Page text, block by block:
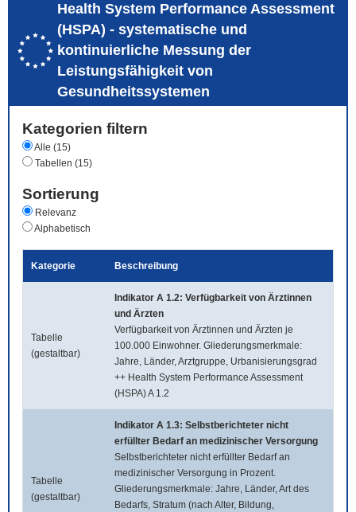
auch in allen Texten suchen (Volltextsuche)
auch Synonyme einbeziehen
auch ähnlich geschriebenes einbeziehen
Health System Performance Assessment
(HSPA) - systematische und
kontinuierliche Messung der
Leistungsfähigkeit von
Gesundheitssystemen
Kategorien filtern
Alle (15)
Tabellen (15)
Sortierung
Relevanz
Alphabetisch
Kategorie Beschreibung
Tabelle
(gestaltbar)
Indikator A 1.2: Verfügbarkeit von Ärztinnen
und Ärzten
Verfügbarkeit von Ärztinnen und Ärzten je
100.000 Einwohner. Gliederungsmerkmale:
Jahre, Länder, Arztgruppe, Urbanisierungsgrad
++ Health System Performance Assessment
(HSPA) A 1.2
Tabelle
(gestaltbar)
Indikator A 1.3: Selbstberichteter nicht
erfüllter Bedarf an medizinischer Versorgung
Selbstberichteter nicht erfüllter Bedarf an
medizinischer Versorgung in Prozent.
Gliederungsmerkmale: Jahre, Länder, Art des
Bedarfs, Stratum (nach Alter, Bildung,